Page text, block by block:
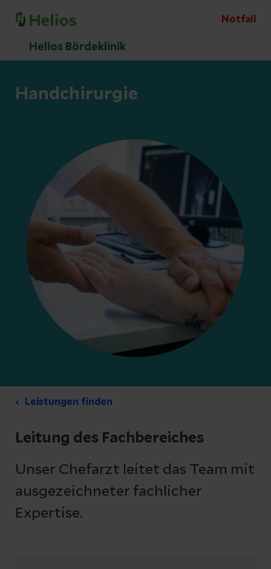
Notfall
Helios Bördeklinik
Handchirurgie
Leistungen finden
Leitung des Fachbereiches
Unser Chefarzt leitet das Team mit
ausgezeichneter fachlicher
Expertise.